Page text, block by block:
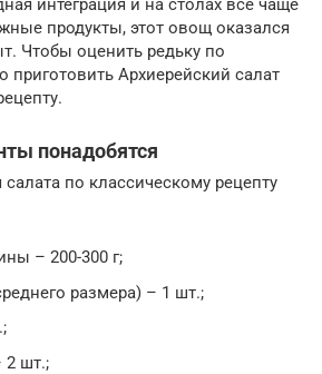
интеграция и на столах все чаще
продукты, этот овощ оказался
Чтобы оценить редьку по
приготовить Архиерейский салат
понадобятся
по классическому рецепту
– 200-300 г;
размера) – 1 шт.;
2 шт.;